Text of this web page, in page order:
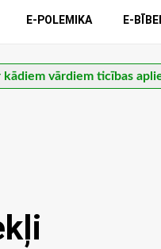
E-POLEMIKA E-
kādiem vārdiem ticības